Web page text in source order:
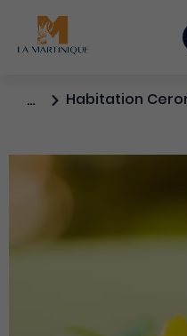
… Habitation